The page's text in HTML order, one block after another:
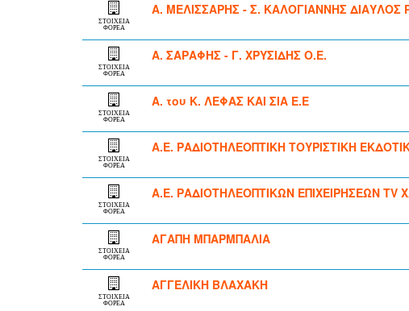
ΣΤΟΙΧΕΙΑ
ΦΟΡΕΑ
Α. ΜΕΛΙΣΣΑΡΗΣ - Σ. ΚΑΛΟΓΙΑΝΝΗΣ ΔΙΑΥΛΟΣ
ΣΤΟΙΧΕΙΑ
ΦΟΡΕΑ
Α. ΣΑΡΑΦΗΣ - Γ. ΧΡΥΣΙΔΗΣ Ο.Ε.
ΣΤΟΙΧΕΙΑ
ΦΟΡΕΑ
Α. του Κ. ΛΕΦΑΣ ΚΑΙ ΣΙΑ Ε.Ε
ΣΤΟΙΧΕΙΑ
ΦΟΡΕΑ
Α.Ε. ΡΑΔΙΟΤΗΛΕΟΠΤΙΚΗ ΤΟΥΡΙΣΤΙΚΗ
ΣΤΟΙΧΕΙΑ
ΦΟΡΕΑ
Α.Ε. ΡΑΔΙΟΤΗΛΕΟΠΤΙΚΩΝ ΕΠΙΧΕΙΡΗΣΕΩΝ TV
ΣΤΟΙΧΕΙΑ
ΦΟΡΕΑ
ΑΓΑΠΗ ΜΠΑΡΜΠΑΛΙΑ
ΣΤΟΙΧΕΙΑ
ΦΟΡΕΑ
ΑΓΓΕΛΙΚΗ ΒΛΑΧΑΚΗ